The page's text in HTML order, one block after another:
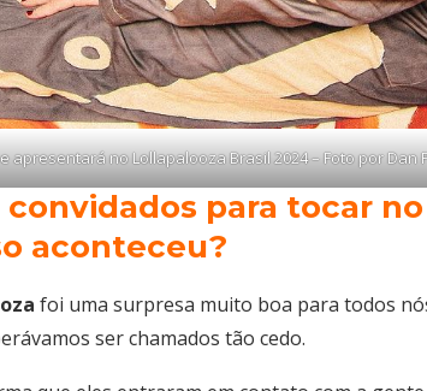
apresentará no Lollapalooza Brasil 2024 – Foto por Dan
convidados para tocar
aconteceu?
foi uma surpresa muito boa para todos
ser chamados tão cedo.